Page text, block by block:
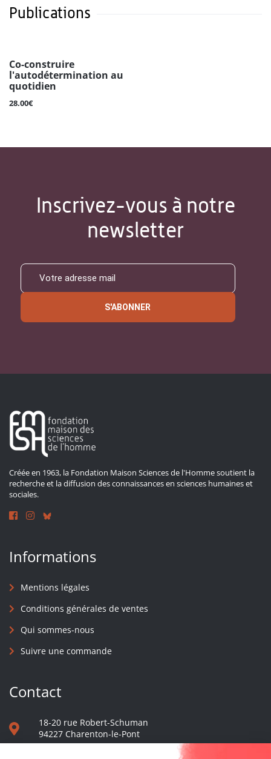
Publications
Co-construire
l'autodétermination au
quotidien
28.00€
Inscrivez-vous à notre
newsletter
S'ABONNER
Créée en 1963, la Fondation Maison Sciences de l'Homme soutient la
recherche et la diffusion des connaissances en sciences humaines et
sociales.
Informations
Mentions légales
Conditions générales de ventes
Qui sommes-nous
Suivre une commande
Contact
18-20 rue Robert-Schuman
94227 Charenton-le-Pont